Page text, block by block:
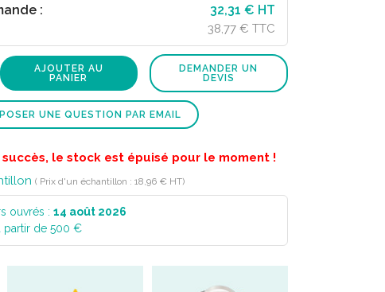
: 32,31 € HT
38,77 € TTC
AJOUTER AU
PANIER
DEMANDER UN
DEVIS
POSER UNE QUESTION PAR EMAIL
le stock est épuisé pour le moment !
( Prix d'un échantillon : 18,96 € HT)
ouvrés : 14 août 2026
partir de 500 €